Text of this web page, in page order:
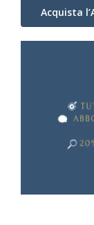
Acquista